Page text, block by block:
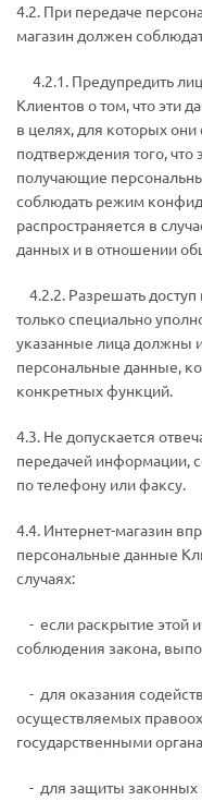
4.2. При передаче
магазин должен
4.2.1. Предупредить
Клиентов о том, что эти
в целях, для которых
подтверждения того,
получающие
соблюдать режим
распространяется в
данных и в отношении
4.2.2. Разрешать
только специально
указанные лица должны
персональные данные,
конкретных функций.
4.3. Не допускается
передачей информации,
по телефону или факсу.
4.4. Интернет-магазин
персональные данные
случаях:
- если раскрытие этой
соблюдения закона,
- для оказания
осуществляемых
государственными
- для защиты законных